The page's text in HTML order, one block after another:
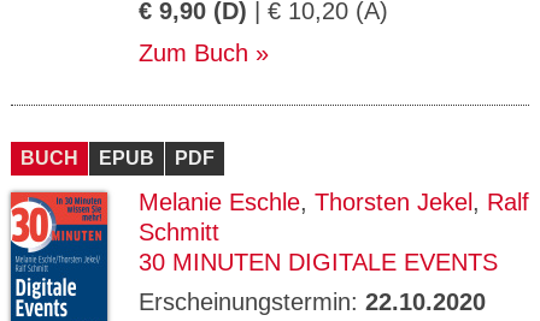
€ 9,90 (D) | € 10,20 (A)
Zum Buch
BUCH EPUB PDF
Melanie Eschle, Thorsten Jekel , Ralf
Schmitt
30 MINUTEN DIGITALE EVENTS
Erscheinungstermin: 22.10.2020